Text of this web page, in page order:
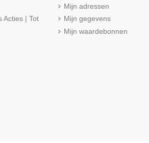
Acties | Tot
Mijn adressen
Mijn gegevens
Mijn waardebonnen